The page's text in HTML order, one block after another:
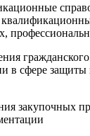
гражданского
в сфере защиты
закупочных